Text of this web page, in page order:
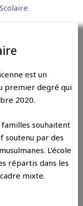
est un
premier degré qui
2020.
familles souhaitent
soutenu par des
L’école
répartis dans les
mixte.